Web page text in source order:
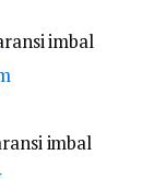
imbal
imbal